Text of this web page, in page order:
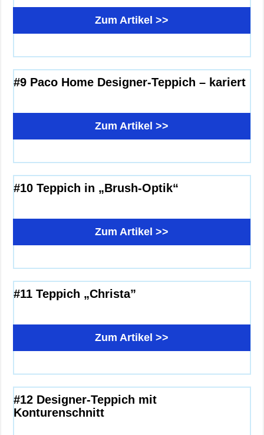
Zum Artikel >>
#9 Paco Home Designer-Teppich – kariert
Zum Artikel >>
#10 Teppich in „Brush-Optik“
Zum Artikel >>
#11 Teppich „Christa”
Zum Artikel >>
#12 Designer-Teppich mit
Konturenschnitt